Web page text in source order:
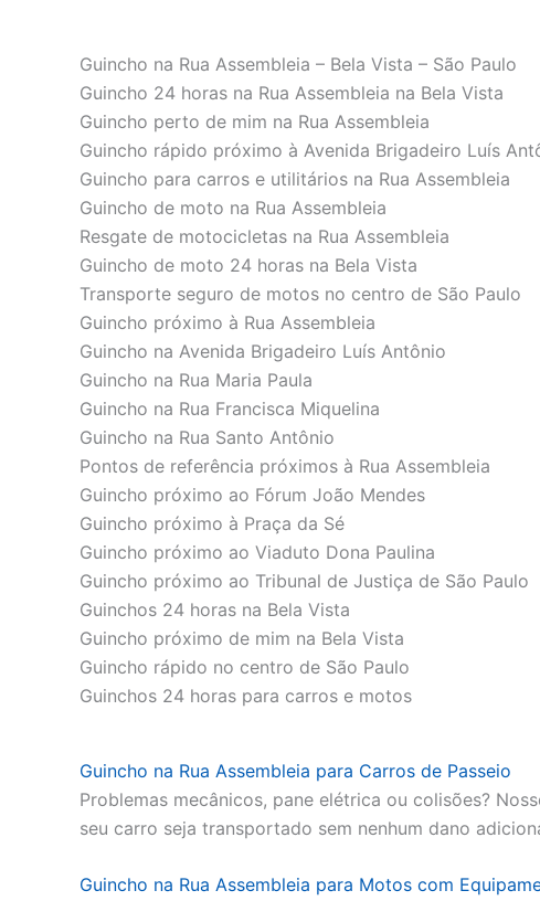
Guincho na Rua Assembleia – Bela Vista – São Paulo
Guincho 24 horas na Rua Assembleia na Bela Vista
Guincho perto de mim na Rua Assembleia
Guincho rápido próximo à Avenida Brigadeiro Luís
Guincho para carros e utilitários na Rua Assembleia
Guincho de moto na Rua Assembleia
Resgate de motocicletas na Rua Assembleia
Guincho de moto 24 horas na Bela Vista
Transporte seguro de motos no centro de São Paulo
Guincho próximo à Rua Assembleia
Guincho na Avenida Brigadeiro Luís Antônio
Guincho na Rua Maria Paula
Guincho na Rua Francisca Miquelina
Guincho na Rua Santo Antônio
Pontos de referência próximos à Rua Assembleia
Guincho próximo ao Fórum João Mendes
Guincho próximo à Praça da Sé
Guincho próximo ao Viaduto Dona Paulina
Guincho próximo ao Tribunal de Justiça de São Paulo
Guinchos 24 horas na Bela Vista
Guincho próximo de mim na Bela Vista
Guincho rápido no centro de São Paulo
Guinchos 24 horas para carros e motos
Guincho na Rua Assembleia para Carros de Passeio
Problemas mecânicos, pane elétrica ou colisões?
seu carro seja transportado sem nenhum dano
Guincho na Rua Assembleia para Motos com